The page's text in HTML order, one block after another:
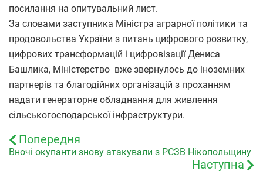
посилання на опитувальний лист.
За словами заступника Міністра аграрної політики та
продовольства України з питань цифрового розвитку,
цифрових трансформацій і цифровізації Дениса
Башлика, Міністерство вже звернулось до іноземних
партнерів та благодійних організацій з проханням
надати генераторне обладнання для живлення
сільськогосподарської інфраструктури.
Попередня
Вночі окупанти знову атакували з РСЗВ Нікопольщину
Наступна